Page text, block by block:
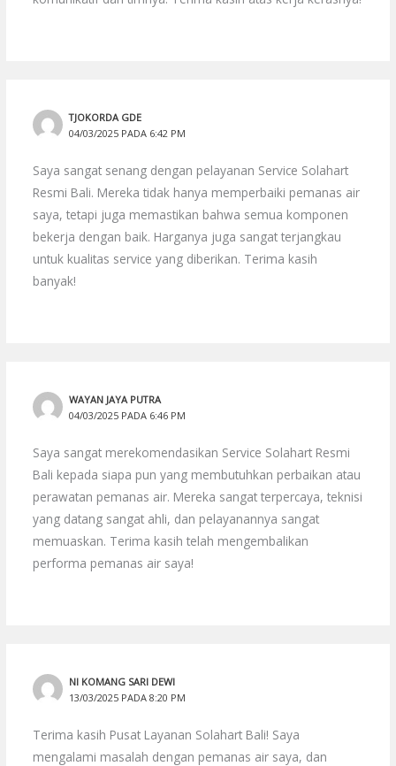
TJOKORDA GDE
04/03/2025 PADA 6:42 PM
Saya sangat senang dengan pelayanan Service Solahart
Resmi Bali. Mereka tidak hanya memperbaiki pemanas air
saya, tetapi juga memastikan bahwa semua komponen
bekerja dengan baik. Harganya juga sangat terjangkau
untuk kualitas service yang diberikan. Terima kasih
banyak!
WAYAN JAYA PUTRA
04/03/2025 PADA 6:46 PM
Saya sangat merekomendasikan Service Solahart Resmi
Bali kepada siapa pun yang membutuhkan perbaikan atau
perawatan pemanas air. Mereka sangat terpercaya, teknisi
yang datang sangat ahli, dan pelayanannya sangat
memuaskan. Terima kasih telah mengembalikan
performa pemanas air saya!
NI KOMANG SARI DEWI
13/03/2025 PADA 8:20 PM
Terima kasih Pusat Layanan Solahart Bali! Saya
mengalami masalah dengan pemanas air saya, dan